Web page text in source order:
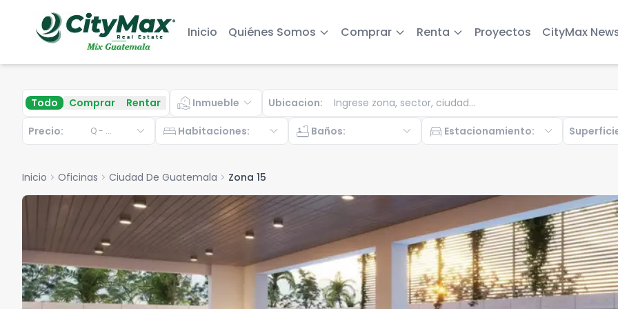
Inicio Quiénes Somos Comprar Renta Proyectos CityMax
Todo Comprar Rentar real_estate_agent Inmueble expand_more Ubicacion:
Precio: Q - ... expand_more bed Habitaciones: expand_more bathtub Baños: expand_more directions_car Estacionamiento: expand_more
Inicio chevron_right Oficinas chevron_right Ciudad De Guatemala chevron_right Zona 15